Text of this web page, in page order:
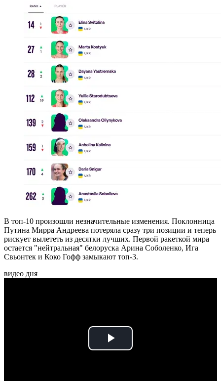
В топ-10 произошли незначительные изменения. Поклонница
Путина Мирра Андреева потеряла сразу три позиции и теперь
рискует вылететь из десятки лучших. Первой ракеткой мира
остается "нейтральная" белоруска Арина Соболенко, Ига
Свьонтек и Коко Гофф замыкают топ-3.
видео дня
Play